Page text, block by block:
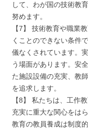
して、わが国の技術教
努めます。
【7】 技術教育や職業
くことのできない条件
儀なくされています。
う場面があります。安
た施設設備の充実、教
を追求します。
【8】 私たちは、工作
充実に重大な関心をは
教育の教員養成は制度